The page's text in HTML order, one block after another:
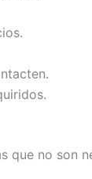
que no son